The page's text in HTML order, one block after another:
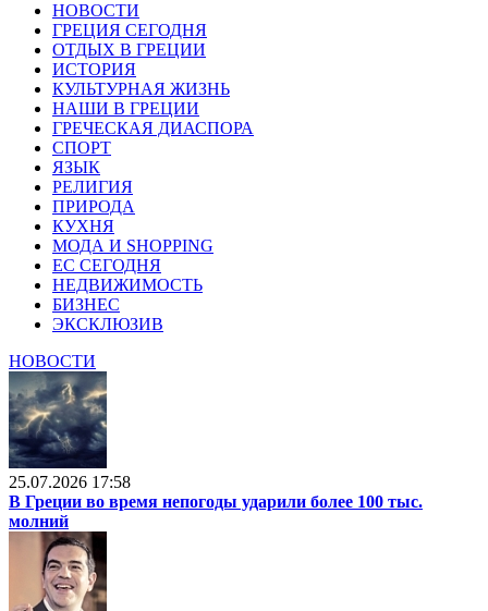
НОВОСТИ
ГРЕЦИЯ СЕГОДНЯ
ОТДЫХ В ГРЕЦИИ
ИСТОРИЯ
КУЛЬТУРНАЯ ЖИЗНЬ
НАШИ В ГРЕЦИИ
ГРЕЧЕСКАЯ ДИАСПОРА
СПОРТ
ЯЗЫК
РЕЛИГИЯ
ПРИРОДА
КУХНЯ
МОДА И SHOPPING
ЕС СЕГОДНЯ
НЕДВИЖИМОСТЬ
БИЗНЕС
ЭКСКЛЮЗИВ
НОВОСТИ
25.07.2026 17:58
В Греции во время непогоды ударили более 100 тыс.
молний